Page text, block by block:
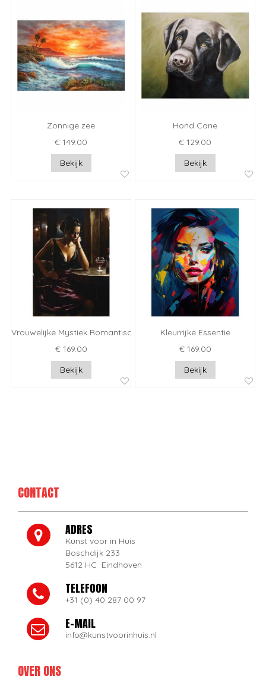
Zonnige zee
€ 149.00
Bekijk
Hond Cane
€ 129.00
Bekijk
Vrouwelijke Mystiek Romantisch Portret
€ 169.00
Bekijk
Kleurrijke Essentie
€ 169.00
Bekijk
CONTACT
ADRES
Kunst voor in Huis
Boschdijk 233
5612 HC Eindhoven
TELEFOON
+31 (0) 40 287 00 97
E-MAIL
info@kunstvoorinhuis.nl
OVER ONS